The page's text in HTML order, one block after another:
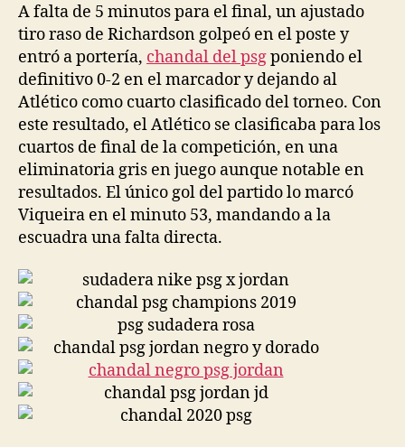
A falta de 5 minutos para el final, un ajustado
tiro raso de Richardson golpeó en el poste y
entró a portería, chandal del psgponiendo el
definitivo 0-2 en el marcador y dejando al
Atlético como cuarto clasificado del torneo. Con
este resultado, el Atlético se clasificaba para los
cuartos de final de la competición, en una
eliminatoria gris en juego aunque notable en
resultados. El único gol del partido lo marcó
Viqueira en el minuto 53, mandando a la
escuadra una falta directa.